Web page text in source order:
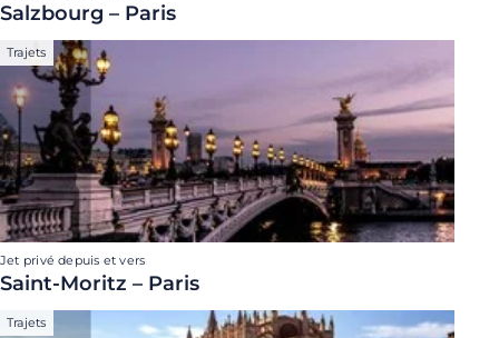
Salzbourg – Paris
Trajets
Jet privé depuis et vers
Saint-Moritz – Paris
Trajets